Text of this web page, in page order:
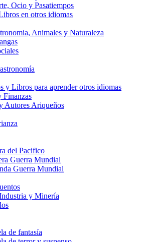
Ocio y Pasatiempos
en otros idiomas
Animales y Naturaleza
y Libros para aprender otros idiomas
Finanzas
Autores Ariqueños
del Pacifico
Guerra Mundial
Guerra Mundial
y Minería
de fantasía